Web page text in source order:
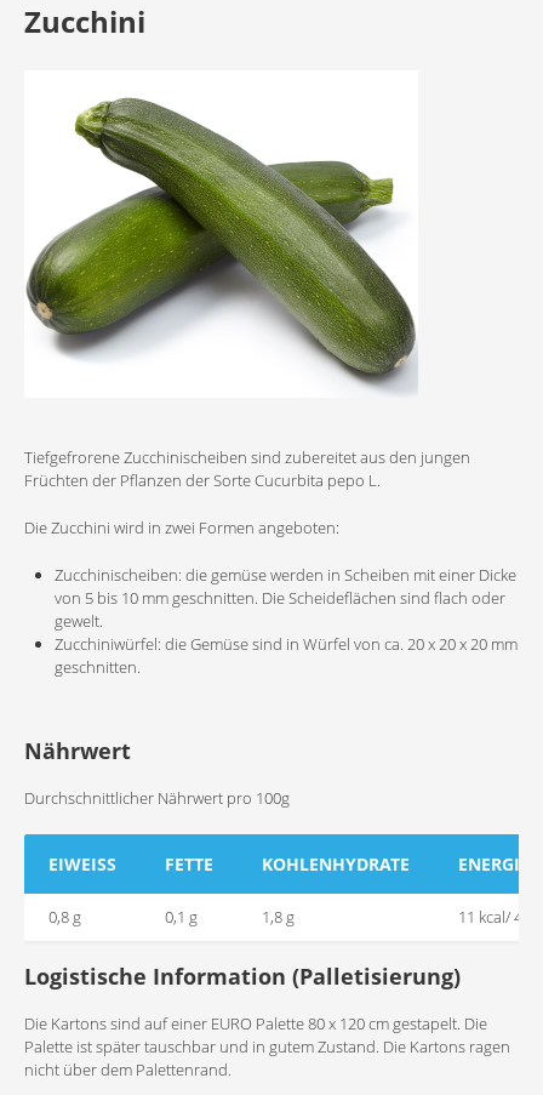
Zucchini
Tiefgefrorene Zucchinischeiben sind zubereitet aus den jungen
Früchten der Pflanzen der Sorte Cucurbita pepo L.
Die Zucchini wird in zwei Formen angeboten:
Zucchinischeiben: die gemüse werden in Scheiben mit einer Dicke
von 5 bis 10 mm geschnitten. Die Scheideflächen sind flach oder
gewelt.
Zucchiniwürfel: die Gemüse sind in Würfel von ca. 20 x 20 x 20 mm
geschnitten.
Nährwert
Durchschnittlicher Nährwert pro 100g
EIWEISS FETTE KOHLENHYDRATE
0,8 g 0,1 g 1,8 g 11 kcal/ 48
Logistische Information (Palletisierung)
Die Kartons sind auf einer EURO Palette 80 x 120 cm gestapelt. Die
Palette ist später tauschbar und in gutem Zustand. Die Kartons ragen
nicht über dem Palettenrand.